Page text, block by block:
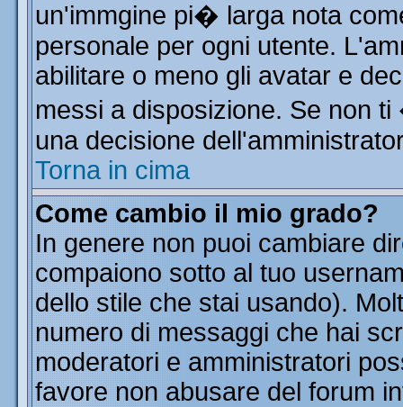
un'immgine pi� larga nota
personale per ogni utente.
abilitare o meno gli avatar e
messi a disposizione. Se non
una decisione
Torna in cima
Come cambio il mio grado?
In genere non puoi cambiare
compaiono sotto al tuo
dello stile che stai usando).
numero di messaggi che hai
moderatori e amministratori
favore non abusare del forum